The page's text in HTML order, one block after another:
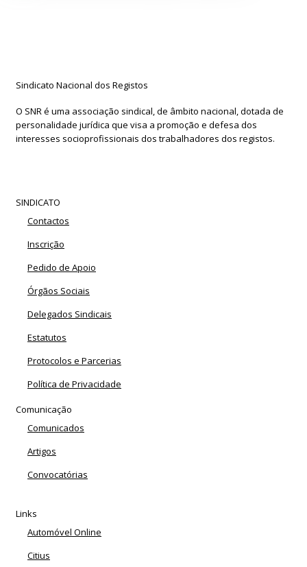
Sindicato Nacional dos Registos
O SNR é uma associação sindical, de âmbito nacional, dotada de
personalidade jurídica que visa a promoção e defesa dos
interesses socioprofissionais dos trabalhadores dos registos.
SINDICATO
Contactos
Inscrição
Pedido de Apoio
Órgãos Sociais
Delegados Sindicais
Estatutos
Protocolos e Parcerias
Política de Privacidade
Comunicação
Comunicados
Artigos
Convocatórias
Links
Automóvel Online
Citius